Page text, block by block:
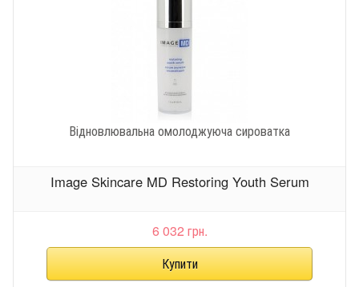
Відновлювальна омолоджуюча сироватка
Image Skincare MD Restoring Youth Serum
6 032 грн.